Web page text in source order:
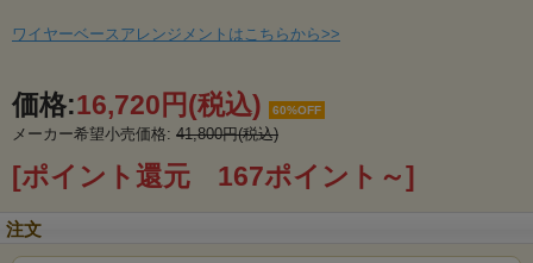
ワイヤーベースアレンジメントはこちらから>>
価格:16,720円(税込) 60%OFF
メーカー希望小売価格: 41,800円(税込)
[ポイント還元 167ポイント～]
注文